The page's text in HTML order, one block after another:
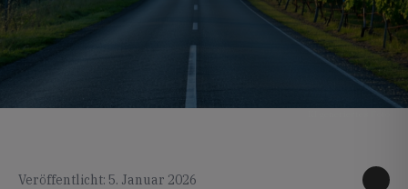
Veröffentlicht: 5. Januar 2026